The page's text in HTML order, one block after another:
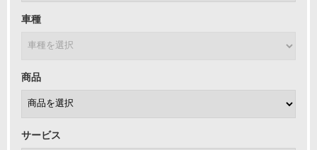
車種
商品
サービス